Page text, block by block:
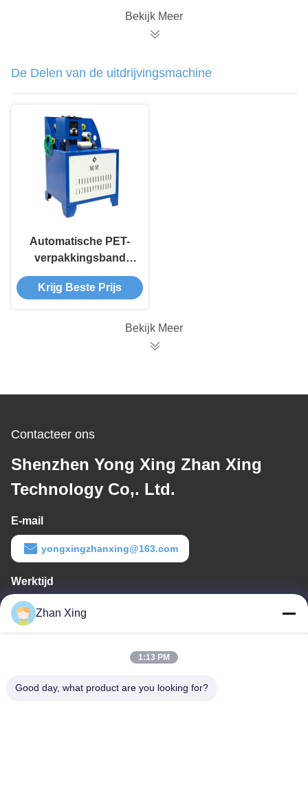
Bekijk Meer
De Delen van de uitdrijvingsmachine
Automatische PET-
verpakkingsband
rollen banden
wikkeling machine
Krijg Beste Prijs
Bekijk Meer
Contacteer ons
Shenzhen Yong Xing Zhan Xing
Technology Co,. Ltd.
E-mail
yongxingzhanxing@163.com
Werktijd
8:00-20:00
Ons adres
de bijlage bij Verordening (EG) nr. 1225/2009 vermelde
Zhan Xing
1:13 PM
Good day, what product are you looking for?